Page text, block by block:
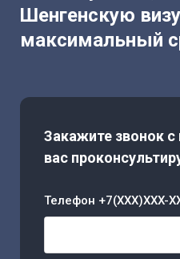
Шенгенскую
максимальный
Закажите звонок с
вас
Телефон +7(XXX)XXX-